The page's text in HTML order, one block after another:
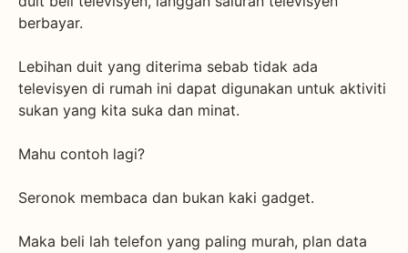
berbayar.
Lebihan duit yang diterima sebab tidak ada
televisyen di rumah ini dapat digunakan untuk aktiviti
sukan yang kita suka dan minat.
Mahu contoh lagi?
Seronok membaca dan bukan kaki gadget.
Maka beli lah telefon yang paling murah, plan data